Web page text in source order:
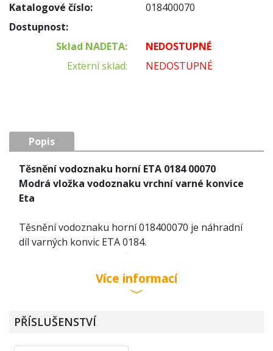
Katalogové číslo:
018400070
Dostupnost:
Sklad NADETA:
NEDOSTUPNÉ
Externí sklad:
NEDOSTUPNÉ
Popis
Těsnění vodoznaku horní ETA 0184 00070
Modrá vložka vodoznaku vrchní varné konvice
Eta
Těsnění vodoznaku horní 018400070 je náhradní
díl varných konvic ETA 0184.
Tento náhradní díl se již nedodává, výroba
Více informací
PŘÍSLUŠENSTVÍ